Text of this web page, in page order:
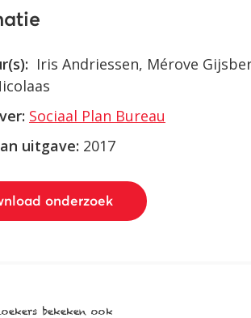
Iris Andriessen, Mérove
Sociaal Plan Bureau
uitgave: 2017
onderzoek
bekeken ook